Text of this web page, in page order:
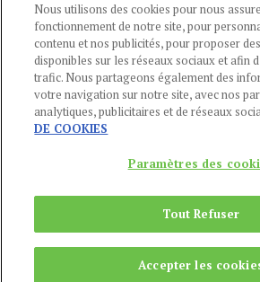
CGU-POLITIQUE DE CONFIDENTIALITÉ -
MENTIONS LÉGALES -
CONTACT
01 44 59 91 11
Du Lundi au Vendredi, 9h-13h et
Copyright © 2024
REMONTER
Nous utilisons des cookies pour nous
fonctionnement de notre site, pour
contenu et nos publicités, pour proposer
disponibles sur les réseaux sociaux et afin
trafic. Nous partageons également des
votre navigation sur notre site, avec nos
analytiques, publicitaires et de réseaux
DE COOKIES
Paramètres des
Tout Refuser
Accepter les